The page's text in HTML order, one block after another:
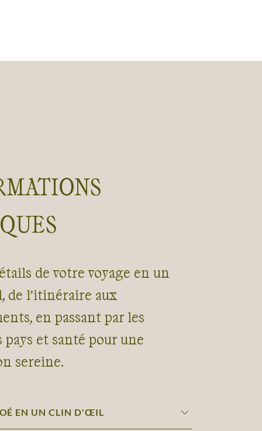
de votre voyage en un
de l’itinéraire aux
en passant par les
et santé pour une
sereine.
EN UN CLIN D'ŒIL